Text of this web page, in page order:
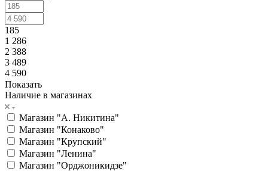
185
1 286
2 388
3 489
4 590
Показать
Наличие в магазинах
Магазин "А. Никитина"
Магазин "Конаково"
Магазин "Крупский"
Магазин "Ленина"
Магазин "Орджоникидзе"